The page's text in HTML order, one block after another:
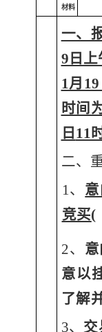
材料
一、
9日上
1月19
时间
日 11
二、
1、
竞买(
2、
意以
了解
3、 交